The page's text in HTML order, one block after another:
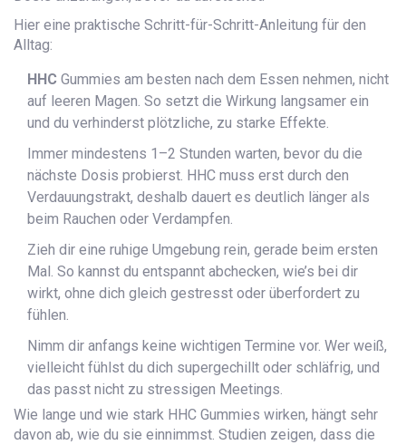
Hier eine praktische Schritt-für-Schritt-Anleitung für den
Alltag:
HHC Gummies am besten nach dem Essen nehmen, nicht
auf leeren Magen. So setzt die Wirkung langsamer ein
und du verhinderst plötzliche, zu starke Effekte.
Immer mindestens 1–2 Stunden warten, bevor du die
nächste Dosis probierst. HHC muss erst durch den
Verdauungstrakt, deshalb dauert es deutlich länger als
beim Rauchen oder Verdampfen.
Zieh dir eine ruhige Umgebung rein, gerade beim ersten
Mal. So kannst du entspannt abchecken, wie’s bei dir
wirkt, ohne dich gleich gestresst oder überfordert zu
fühlen.
Nimm dir anfangs keine wichtigen Termine vor. Wer weiß,
vielleicht fühlst du dich supergechillt oder schläfrig, und
das passt nicht zu stressigen Meetings.
Wie lange und wie stark HHC Gummies wirken, hängt sehr
davon ab, wie du sie einnimmst. Studien zeigen, dass die